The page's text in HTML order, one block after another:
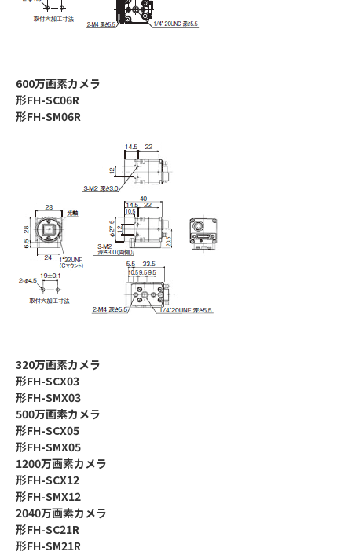
600万画素カメラ
形FH-SC06R
形FH-SM06R
320万画素カメラ
形FH-SCX03
形FH-SMX03
500万画素カメラ
形FH-SCX05
形FH-SMX05
1200万画素カメラ
形FH-SCX12
形FH-SMX12
2040万画素カメラ
形FH-SC21R
形FH-SM21R